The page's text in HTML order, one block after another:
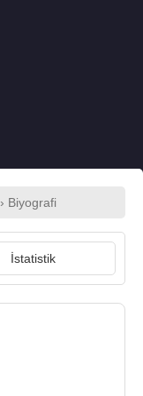
› Biyografi
İstatistik